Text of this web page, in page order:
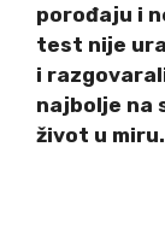
porođaju i
test nije
i
najbolje na
život u miru.